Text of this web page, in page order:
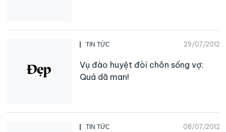
TIN TỨC 29/07/2012
Vụ đào huyệt đòi chôn sống vợ:
Quá dã man!
TIN TỨC 08/07/2012